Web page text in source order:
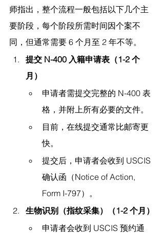
师指出， 整个流程一般包括以下几个主
要阶段，每个阶段所需时间因个案不
同，但通常需要 6 个月至 2 年不等。
提交 N-400 入籍申请表（1-2 个
月）
申请者需提交完整的 N-400 表
格，并附上所有必要的文件。
目前，在线提交通常比邮寄更
快。
提交后，申请者会收到 USCIS
确认函（Notice of Action,
Form I-797）。
生物识别（指纹采集）（1-2 个月）
申请者会收到 USCIS 预约通